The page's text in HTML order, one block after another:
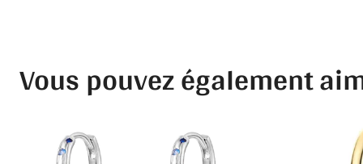
Vous pouvez également